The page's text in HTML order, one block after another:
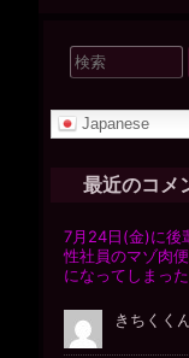
ビ
ゲ
ョ
ン
検
索
象:Japanese
最近のコメ